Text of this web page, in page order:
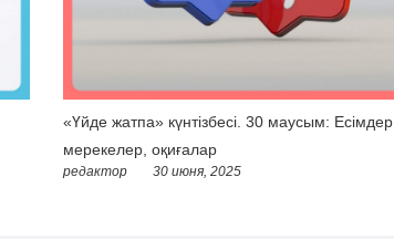
«Үйде жатпа» күнтізбесі. 30 маусым: Есімдер,
мерекелер, оқиғалар
редактор 30 июня, 2025